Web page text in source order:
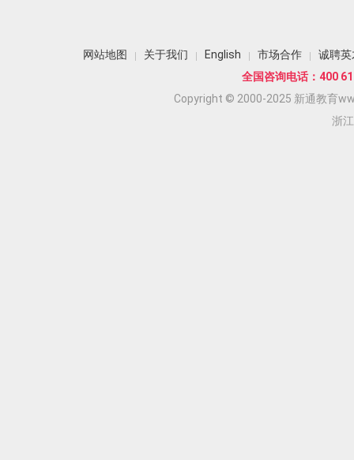
网站地图 关于我们 English 市场合作
诚聘英
全国咨询电话：400
Copyright © 2000-2025 新通教育
浙